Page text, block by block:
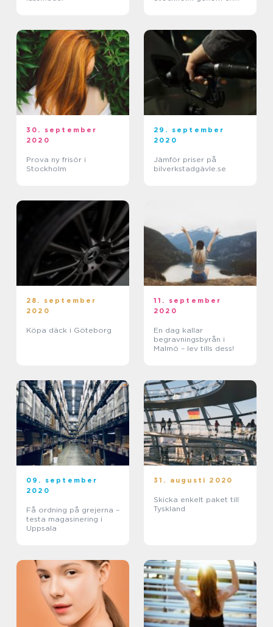
30. september
2020
Prova ny frisör i
Stockholm
29. september
2020
Jämför priser på
bilverkstadgävle.se
28. september
2020
Köpa däck i Göteborg
11. september
2020
En dag kallar
begravningsbyrån i
Malmö – lev tills dess!
09. september
2020
Få ordning på grejerna –
testa magasinering i
Uppsala
31. augusti 2020
Skicka enkelt paket till
Tyskland